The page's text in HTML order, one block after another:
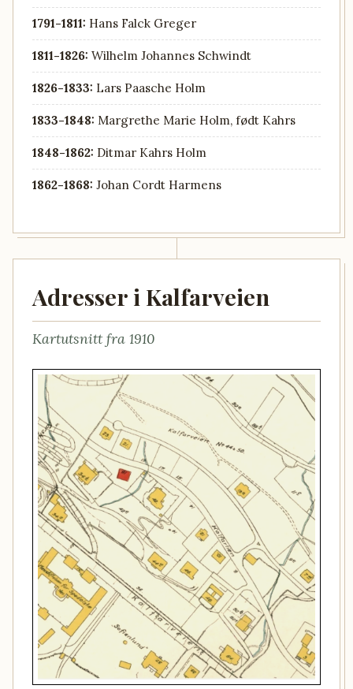
1791-1811: Hans Falck Greger
1811-1826: Wilhelm Johannes Schwindt
1826-1833: Lars Paasche Holm
1833-1848: Margrethe Marie Holm, født Kahrs
1848-1862: Ditmar Kahrs Holm
1862-1868: Johan Cordt Harmens
Adresser i Kalfarveien
Kartutsnitt fra 1910